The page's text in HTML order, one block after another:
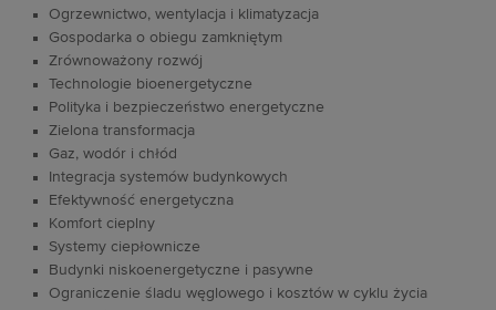
Ogrzewnictwo, wentylacja i klimatyzacja
Gospodarka o obiegu zamkniętym
Zrównoważony rozwój
Technologie bioenergetyczne
Polityka i bezpieczeństwo energetyczne
Zielona transformacja
Gaz, wodór i chłód
Integracja systemów budynkowych
Efektywność energetyczna
Komfort cieplny
Systemy ciepłownicze
Budynki niskoenergetyczne i pasywne
Ograniczenie śladu węglowego i kosztów w cyklu życia